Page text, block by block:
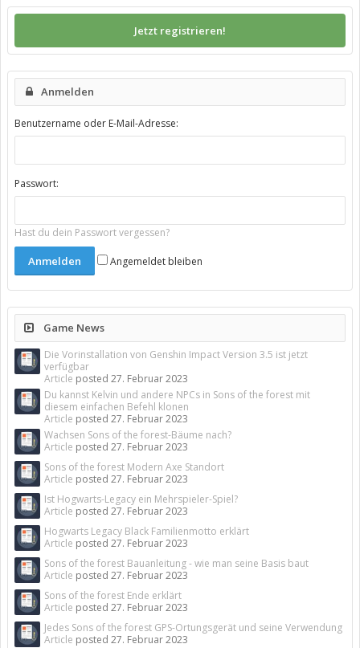
Jetzt registrieren!
Anmelden
Benutzername oder E-Mail-Adresse:
Passwort:
Hast du dein Passwort vergessen?
Angemeldet bleiben
Game News
Die Vorinstallation von Genshin Impact Version 3.5 ist jetzt
verfügbar
Article posted 27. Februar 2023
Du kannst Kelvin und andere NPCs in Sons of the forest mit
diesem einfachen Befehl klonen
Article posted 27. Februar 2023
Wachsen Sons of the forest-Bäume nach?
Article posted 27. Februar 2023
Sons of the forest Modern Axe Standort
Article posted 27. Februar 2023
Ist Hogwarts-Legacy ein Mehrspieler-Spiel?
Article posted 27. Februar 2023
Hogwarts Legacy Black Familienmotto erklärt
Article posted 27. Februar 2023
Sons of the forest Bauanleitung - wie man seine Basis baut
Article posted 27. Februar 2023
Sons of the forest Ende erklärt
Article posted 27. Februar 2023
Jedes Sons of the forest GPS-Ortungsgerät und seine Verwendung
Article posted 27. Februar 2023